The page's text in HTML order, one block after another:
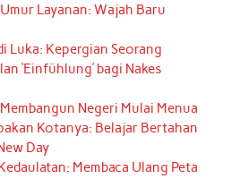
Layanan: Wajah Baru
Luka: Kepergian Seorang
‘Einfühlung’ bagi Nakes
Negeri Mulai Menua
Kotanya: Belajar Bertahan
Day
Membaca Ulang Peta